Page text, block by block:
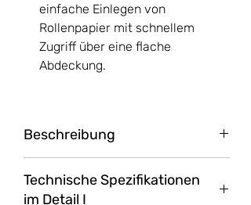
einfache Einlegen von
Rollenpapier mit schnellem
Zugriff über eine flache
Abdeckung.
Beschreibung
und 24-Bit-Farbe in 152 mm/Sek.
(Kopie) oder 8-Bit-Graustufen/SW
Technische Spezifikationen
im Detail I